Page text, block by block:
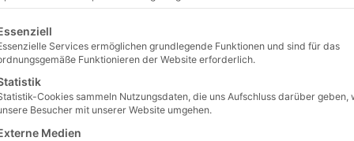
eine Liste der Service-Gruppen, für die eine
Services ermöglichen grundlegende Funktionen und sind für das
Funktionieren der Website erforderlich.
Cookies sammeln Nutzungsdaten, die uns Aufschluss darüber geben,
Besucher mit unserer Website umgehen.
Medien